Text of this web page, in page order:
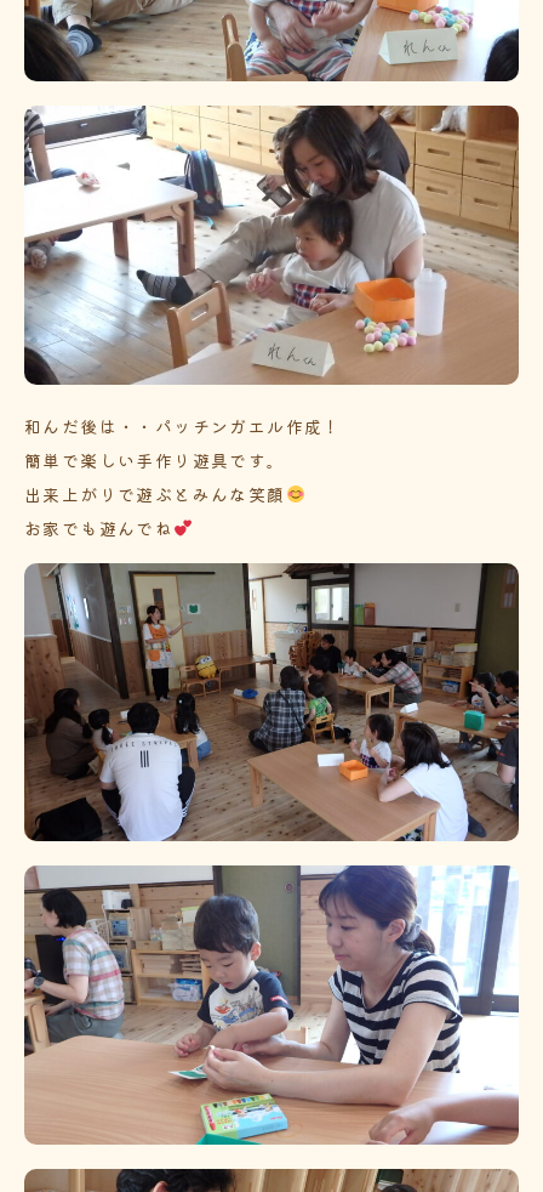
和んだ後は・・パッチンガエル作成！
簡単で楽しい手作り遊具です。
出来上がりで遊ぶとみんな笑顔
お家でも遊んでね